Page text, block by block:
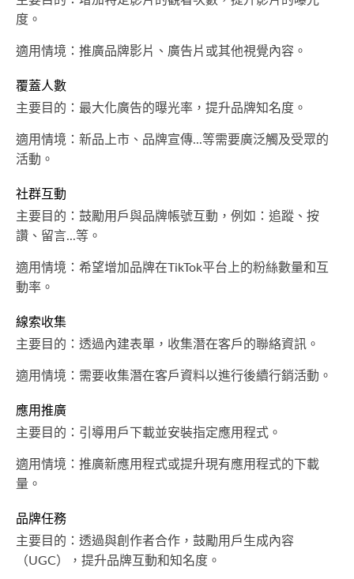
度。
適用情境：推廣品牌影片、廣告片或其他視覺內容。
覆蓋人數
主要目的：最大化廣告的曝光率，提升品牌知名度。
適用情境：新品上市、品牌宣傳...等需要廣泛觸及受眾的
活動。
社群互動
主要目的：鼓勵用戶與品牌帳號互動，例如：追蹤、按
讚、留言...等。
適用情境：希望增加品牌在TikTok平台上的粉絲數量和互
動率。
線索收集
主要目的：透過內建表單，收集潛在客戶的聯絡資訊。
適用情境：需要收集潛在客戶資料以進行後續行銷活動。
應用推廣
主要目的：引導用戶下載並安裝指定應用程式。
適用情境：推廣新應用程式或提升現有應用程式的下載
量。
品牌任務
主要目的：透過與創作者合作，鼓勵用戶生成內容
（UGC），提升品牌互動和知名度。